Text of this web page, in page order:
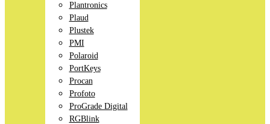
Plantronics
Plaud
Plustek
PMI
Polaroid
PortKeys
Procan
Profoto
ProGrade Digital
RGBlink